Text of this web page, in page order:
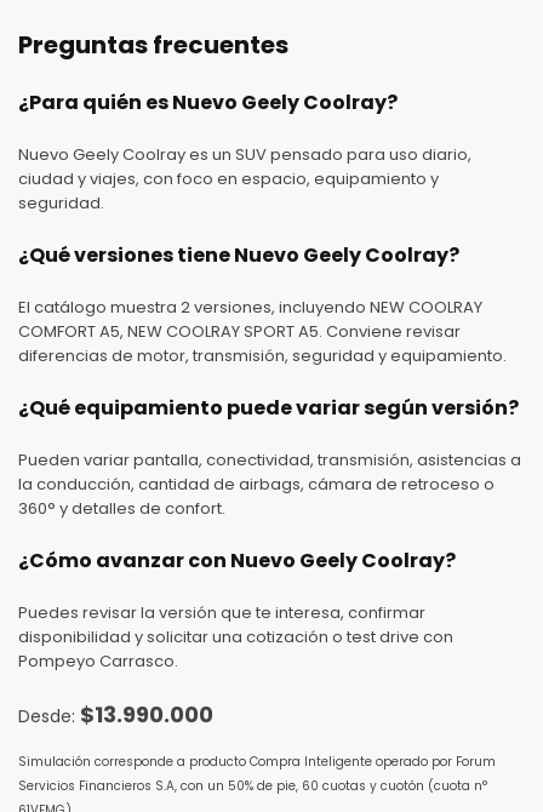
Preguntas frecuentes
¿Para quién es Nuevo Geely Coolray?
Nuevo Geely Coolray es un SUV pensado para uso diario,
ciudad y viajes, con foco en espacio, equipamiento y
seguridad.
¿Qué versiones tiene Nuevo Geely Coolray?
El catálogo muestra 2 versiones, incluyendo NEW COOLRAY
COMFORT A5, NEW COOLRAY SPORT A5. Conviene revisar
diferencias de motor, transmisión, seguridad y equipamiento.
¿Qué equipamiento puede variar según versión?
Pueden variar pantalla, conectividad, transmisión, asistencias a
la conducción, cantidad de airbags, cámara de retroceso o
360° y detalles de confort.
¿Cómo avanzar con Nuevo Geely Coolray?
Puedes revisar la versión que te interesa, confirmar
disponibilidad y solicitar una cotización o test drive con
Pompeyo Carrasco.
$13.990.000
Simulación corresponde a producto Compra Inteligente operado por Forum
Servicios Financieros S.A, con un 50% de pie, 60 cuotas y cuotón (cuota n°